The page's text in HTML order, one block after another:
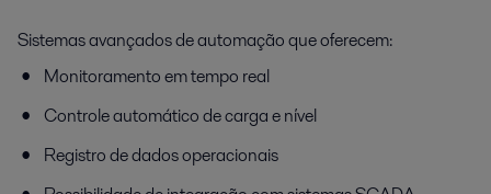
Sistemas avançados de automação que oferecem:
Monitoramento em tempo real
Controle automático de carga e nível
Registro de dados operacionais